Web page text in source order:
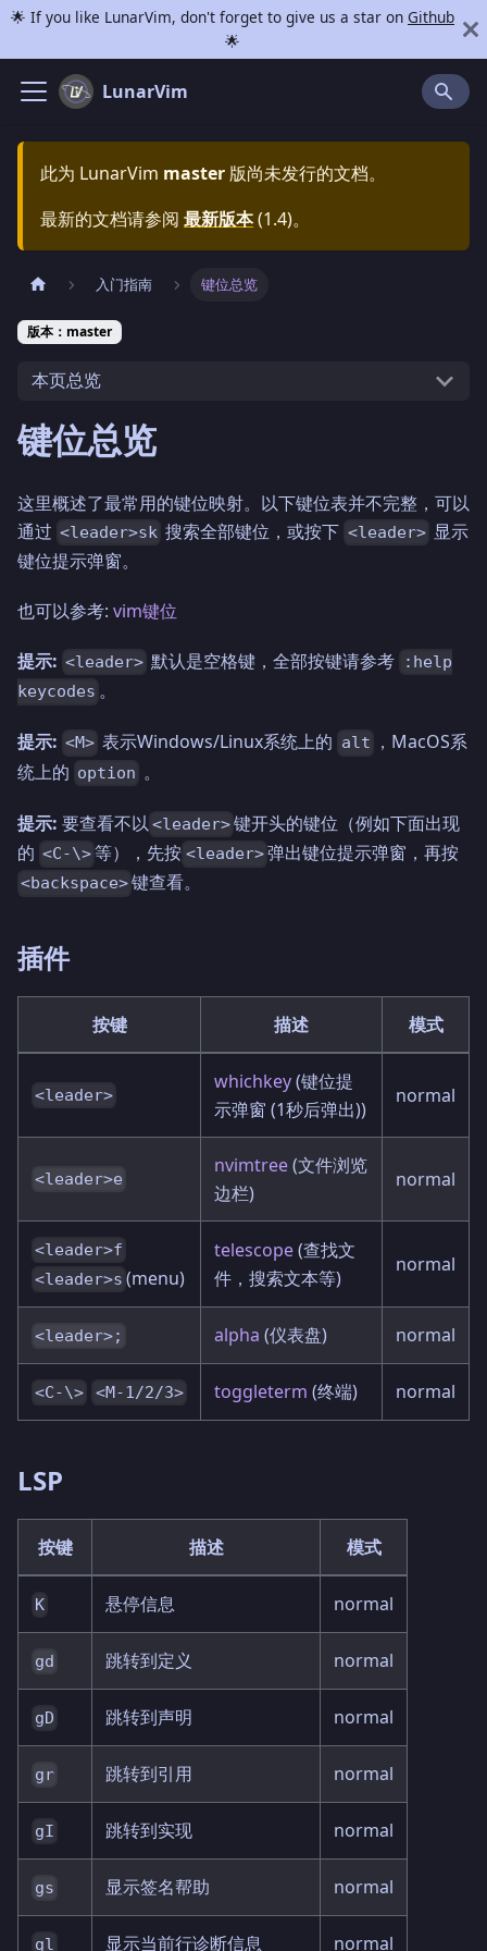
🌟 If you like LunarVim, don't forget to give us a star on Github
🌟
LunarVim
此为 LunarVim master 版尚未发行的文档。
最新的文档请参阅 最新版本(1.4)。
入门指南 键位总览
版本：master
本页总览
键位总览
这里概述了最常用的键位映射。以下键位表并不完整，可以
通过 <leader>sk 搜索全部键位，或按下 <leader> 显示
键位提示弹窗。
也可以参考: vim键位
提示: <leader> 默认是空格键，全部按键请参考
:help
keycodes 。
提示: <M> 表示Windows/Linux系统上的 alt
，MacOS系
统上的 option 。
提示: 要查看不以 <leader>键开头的键位（例如下面出现
的 <C-\>等），先按 <leader>弹出键位提示弹窗，再按
<backspace>键查看。
插件
按键 描述 模式
<leader>
whichkey(键位提
示弹窗 (1秒后弹出))
normal
<leader>e
nvimtree(文件浏览
边栏)
normal
<leader>f
<leader>s (menu)
telescope(查找文
件，搜索文本等)
normal
<leader>; alpha (仪表盘) normal
<C-\> <M-1/2/3> toggleterm (终端) normal
LSP
按键 描述 模式
K 悬停信息 normal
gd 跳转到定义 normal
gD 跳转到声明 normal
gr 跳转到引用 normal
gI 跳转到实现 normal
gs 显示签名帮助 normal
gl 显示当前行诊断信息 normal